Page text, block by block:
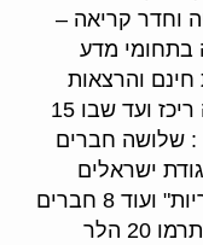
וחדר קריאה –
בתחומי מדע
חינם והרצאות
מדעיות לציבור. את פעילות העמותה ריכז ועד שבו 15
: שלושה חברים
ישראלים
מתקדמים, שניים ל"בני ברית-סולידריות" ועוד 8 חברים
שנבחרו באסיפה כללית על ידי מי שתרמו 20 הלר